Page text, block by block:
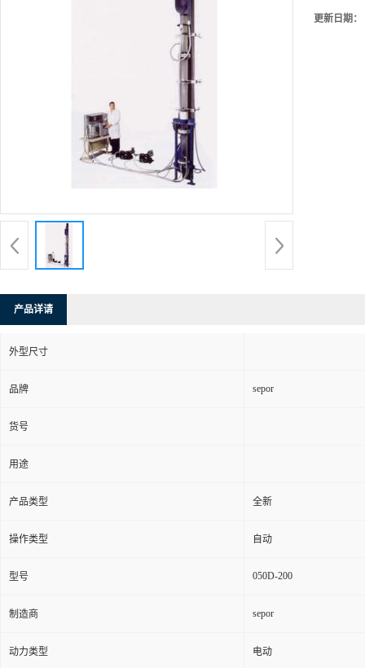
更新日期：
产品详请
外型尺寸
品牌 sepor
货号
用途
产品类型 全新
操作类型 自动
型号 050D-200
制造商 sepor
动力类型 电动